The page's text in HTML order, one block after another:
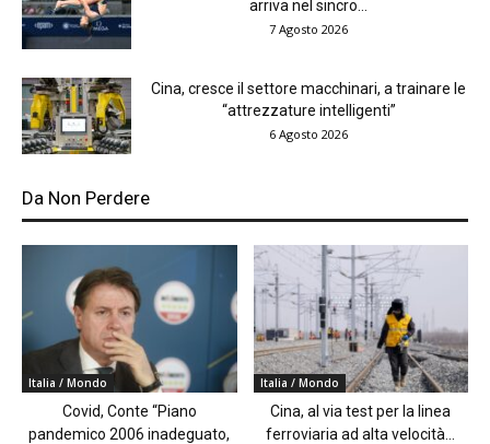
arriva nel sincro...
7 Agosto 2026
Cina, cresce il settore macchinari, a trainare le
“attrezzature intelligenti”
6 Agosto 2026
Da Non Perdere
Italia / Mondo
Covid, Conte “Piano
pandemico 2006 inadeguato,
Italia / Mondo
Cina, al via test per la linea
ferroviaria ad alta velocità...